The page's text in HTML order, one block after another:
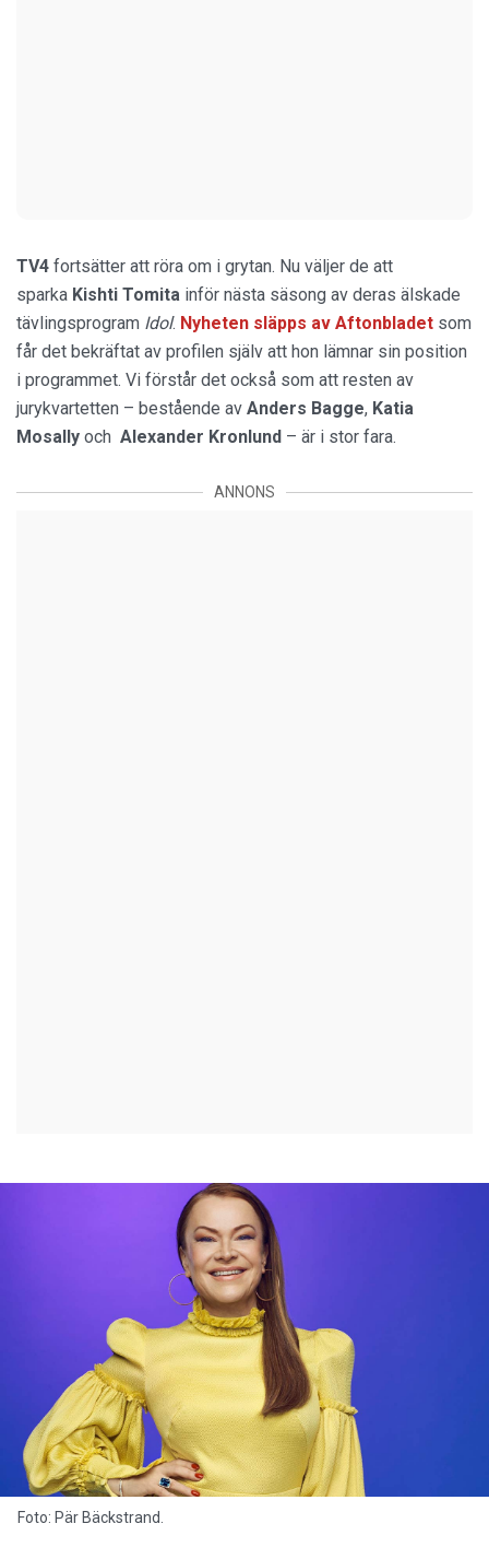
TV4 fortsätter att röra om i grytan. Nu väljer de att
sparka Kishti Tomita inför nästa säsong av deras älskade
tävlingsprogram Idol. Nyheten släpps av Aftonbladet som
får det bekräftat av profilen själv att hon lämnar sin position
i programmet. Vi förstår det också som att resten av
jurykvartetten – bestående av Anders Bagge, Katia
Mosally och Alexander Kronlund – är i stor fara.
ANNONS
Foto: Pär Bäckstrand.